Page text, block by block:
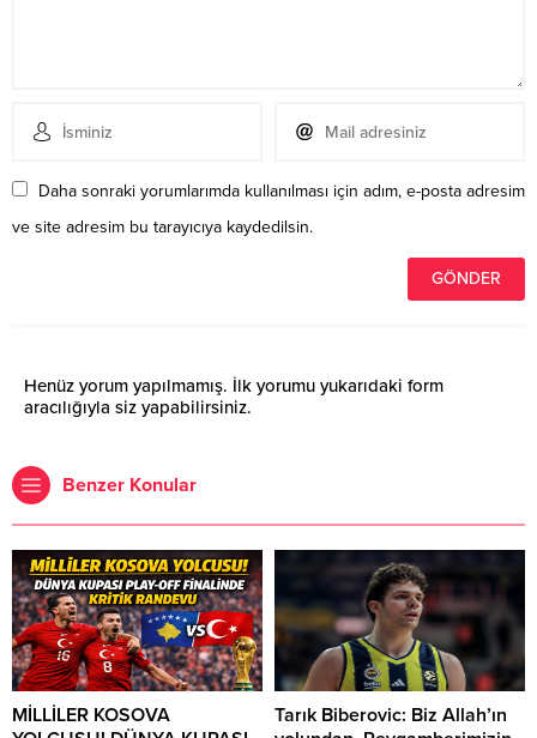
Daha sonraki yorumlarımda kullanılması için adım, e-posta adresim
ve site adresim bu tarayıcıya kaydedilsin.
Henüz yorum yapılmamış. İlk yorumu yukarıdaki form
aracılığıyla siz yapabilirsiniz.
Benzer Konular
MİLLİLER KOSOVA
Tarık Biberovic: Biz Allah’ın